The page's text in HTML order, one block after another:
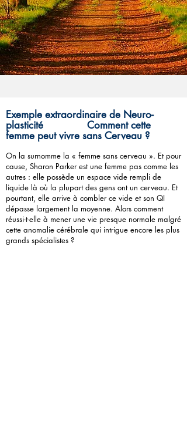
Exemple extraordinaire de Neuro-
plasticité Comment cette
femme peut vivre sans Cerveau ?
On la surnomme la « femme sans cerveau ». Et pour
cause, Sharon Parker est une femme pas comme les
autres : elle possède un espace vide rempli de
liquide là où la plupart des gens ont un cerveau. Et
pourtant, elle arrive à combler ce vide et son QI
dépasse largement la moyenne. Alors comment
réussi-t-elle à mener une vie presque normale malgré
cette anomalie cérébrale qui intrigue encore les plus
grands spécialistes ?